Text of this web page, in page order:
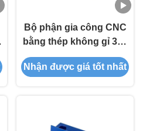
Bộ phận gia công CNC
bằng thép không gỉ 316
tùy chỉnh cho thiết bị y
tế với dung sai chính
Nhận được giá tốt nhất